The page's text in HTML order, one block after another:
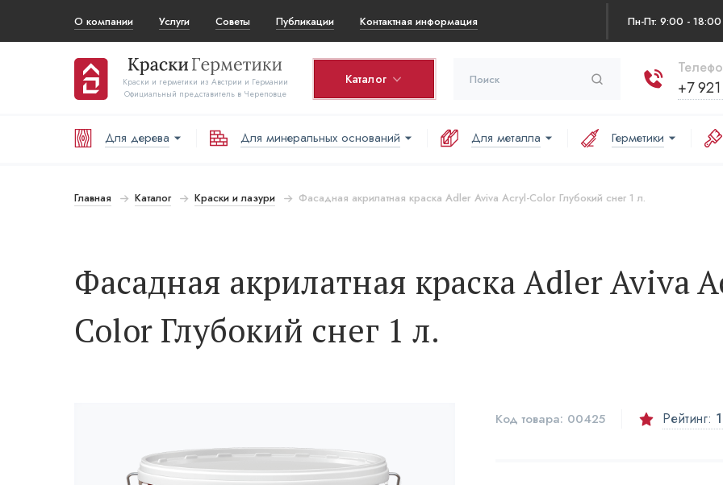
О компании Услуги Советы Публикации Контактная информация Пн-Пт: 9:00 - 18:00
Краски и герметики из Австрии и Германии
Официальный представитель в Череповце
Каталог +7
Корзина
Для дерева Для минеральных оснований Для металла Герметики
Главная Каталог Краски и лазури Фасадная акрилатная краска Adler Aviva Acryl-Color Глубокий снег 1 л.
Фасадная акрилатная краска Adler Aviva
Color Глубокий снег 1 л.
Код товара: 00425 Рейтинг: